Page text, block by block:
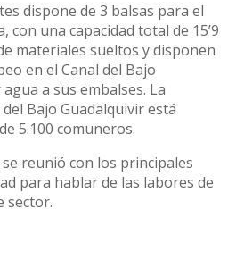
dispone de 3 balsas para el
con una capacidad total de 15’9
materiales sueltos y disponen
en el Canal del Bajo
a sus embalses. La
Bajo Guadalquivir está
5.100 comuneros.
reunió con los principales
para hablar de las labores de
sector.